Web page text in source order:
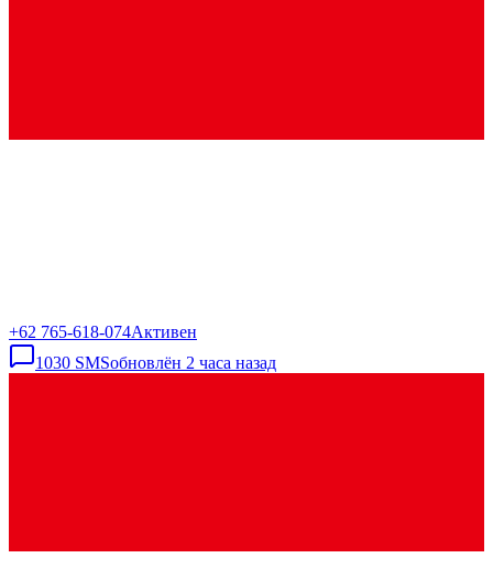
+62 765-618-074Активен
1030 SMSобновлён 2 часа назад